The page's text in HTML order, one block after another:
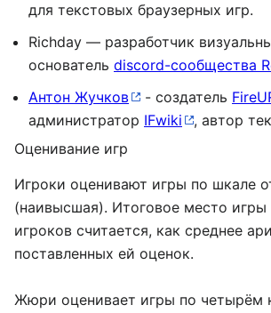
для текстовых браузерных игр.
Richday — разработчик
основатель discord-сообщества
Антон Жучков
- создатель
администратор IFwiki
, автор
Оценивание игр
Игроки оценивают игры по шкале
(наивысшая). Итоговое место игры
игроков считается, как среднее
поставленных ей оценок.
Жюри оценивает игры по четырём